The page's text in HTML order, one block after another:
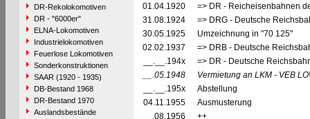
DR-Rekolokomotiven
DR - "6000er"
ELNA-Lokomotiven
Industrielokomotiven
Feuerlose Lokomotiven
Sonderkonstruktionen
SAAR (1920 - 1935)
DB-Bestand 1968
DR-Bestand 1970
Auslandsbestände
01.04.1920
=> DR - Reicheisenbahnen
31.08.1924
=> DRG - Deutsche
30.05.1925
Umzeichnung in "70 125"
02.02.1937
=> DRB - Deutsche
__.__.194x
=> DR - Deutsche
__.05.1948
Vermietung an LKM - VEB
__.__.195x
Abstellung
04.11.1955
Ausmusterung
__.08.1956
++